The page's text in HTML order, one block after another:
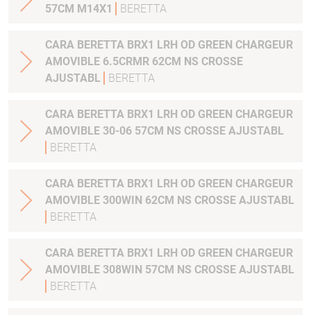
57CM M14X1
BERETTA
CARA BERETTA BRX1 LRH OD GREEN CHARGEUR
AMOVIBLE 6.5CRMR 62CM NS CROSSE
AJUSTABL
BERETTA
CARA BERETTA BRX1 LRH OD GREEN CHARGEUR
AMOVIBLE 30-06 57CM NS CROSSE AJUSTABL
BERETTA
CARA BERETTA BRX1 LRH OD GREEN CHARGEUR
AMOVIBLE 300WIN 62CM NS CROSSE AJUSTABL
BERETTA
CARA BERETTA BRX1 LRH OD GREEN CHARGEUR
AMOVIBLE 308WIN 57CM NS CROSSE AJUSTABL
BERETTA